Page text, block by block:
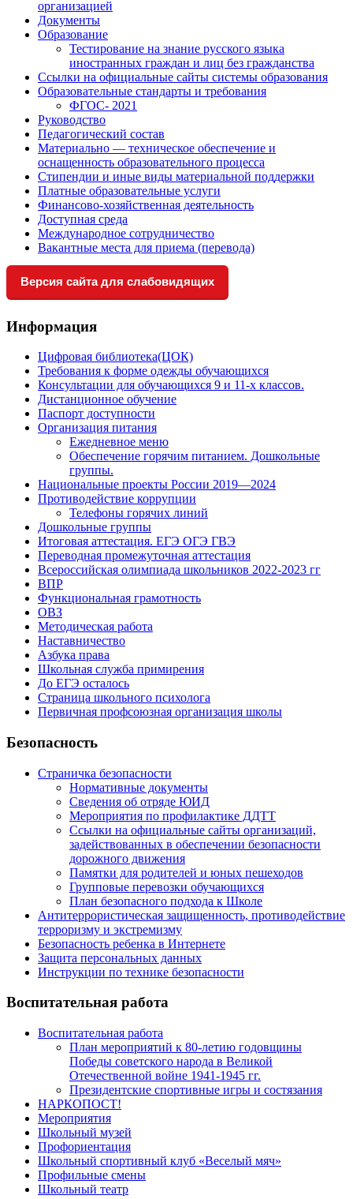
организацией
Документы
Образование
Тестирование на знание русского языка
иностранных граждан и лиц без гражданства
Ссылки на официальные сайты системы образования
Образовательные стандарты и требования
ФГОС- 2021
Руководство
Педагогический состав
Материально — техническое обеспечение и
оснащенность образовательного процесса
Стипендии и иные виды материальной поддержки
Платные образовательные услуги
Финансово-хозяйственная деятельность
Доступная среда
Международное сотрудничество
Вакантные места для приема (перевода)
Версия сайта для слабовидящих
Информация
Цифровая библиотека(ЦОК)
Требования к форме одежды обучающихся
Консультации для обучающихся 9 и 11-х классов.
Дистанционное обучение
Паспорт доступности
Организация питания
Ежедневное меню
Обеспечение горячим питанием. Дошкольные
группы.
Национальные проекты России 2019—2024
Противодействие коррупции
Телефоны горячих линий
Дошкольные группы
Итоговая аттестация. ЕГЭ ОГЭ ГВЭ
Переводная промежуточная аттестация
Всероссийская олимпиада школьников 2022-2023 гг
ВПР
Функциональная грамотность
ОВЗ
Методическая работа
Наставничество
Азбука права
Школьная служба примирения
До ЕГЭ осталось
Страница школьного психолога
Первичная профсоюзная организация школы
Безопасность
Страничка безопасности
Нормативные документы
Сведения об отряде ЮИД
Мероприятия по профилактике ДДТТ
Ссылки на официальные сайты организаций,
задействованных в обеспечении безопасности
дорожного движения
Памятки для родителей и юных пешеходов
Групповые перевозки обучающихся
План безопасного подхода к Школе
Антитеррористическая защищенность, противодействие
терроризму и экстремизму
Безопасность ребенка в Интернете
Защита персональных данных
Инструкции по технике безопасности
Воспитательная работа
Воспитательная работа
План мероприятий к 80-летию годовщины
Победы советского народа в Великой
Отечественной войне 1941-1945 гг.
Президентские спортивные игры и состязания
НАРКОПОСТ!
Мероприятия
Школьный музей
Профориентация
Школьный спортивный клуб «Веселый мяч»
Профильные смены
Школьный театр